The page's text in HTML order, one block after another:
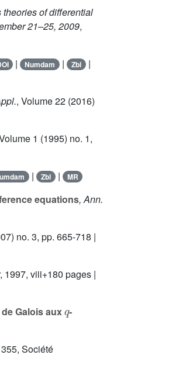
of differential
21–25, 2009,
| Numdam | Zbl |
, Volume 22 (2016)
1 (1995) no. 1,
| Zbl | MR
equations, Ann.
no. 3, pp. 665-718 |
1997, viii+180 pages |
Galois aux -
, Société